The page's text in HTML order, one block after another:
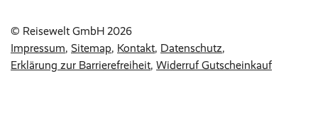
© Reisewelt GmbH 2026
Impressum Sitemap Kontakt Datenschutz
Erklärung zur Barrierefreiheit Widerruf Gutscheinkauf